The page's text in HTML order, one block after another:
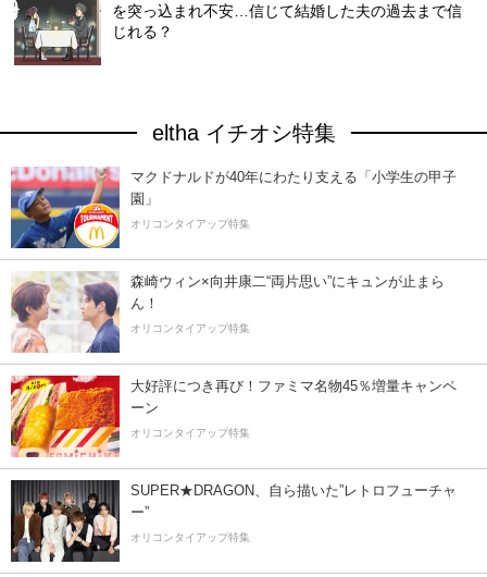
を突っ込まれ不安…信じて結婚した夫の過去まで信
じれる？
eltha イチオシ特集
マクドナルドが40年にわたり支える「小学生の甲子
園」
オリコンタイアップ特集
森崎ウィン×向井康二“両片思い”にキュンが止まら
ん！
オリコンタイアップ特集
大好評につき再び！ファミマ名物45％増量キャンペ
ーン
オリコンタイアップ特集
SUPER★DRAGON、自ら描いた”レトロフューチャ
ー”
オリコンタイアップ特集